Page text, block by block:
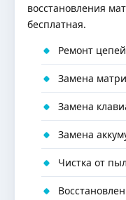
восстановления
бесплатная.
Ремонт
Замена
Замена
Замена
Чистка от